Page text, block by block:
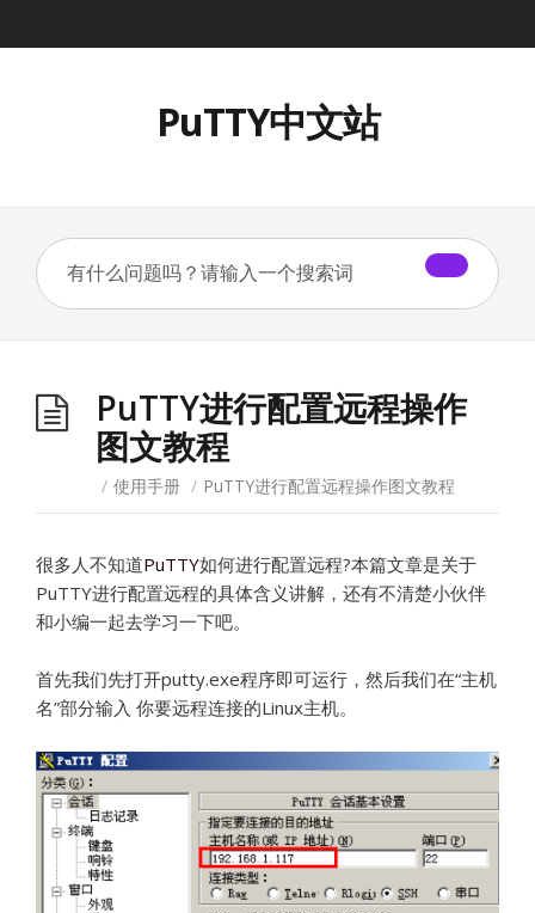
PuTTY中文站
PuTTY进行配置远程操作
图文教程
/ 使用手册 / PuTTY进行配置远程操作图文教程
很多人不知道PuTTY如何进行配置远程?本篇文章是关于
PuTTY进行配置远程的具体含义讲解，还有不清楚小伙伴
和小编一起去学习一下吧。
首先我们先打开putty.exe程序即可运行，然后我们在“主机
名”部分输入 你要远程连接的Linux主机。